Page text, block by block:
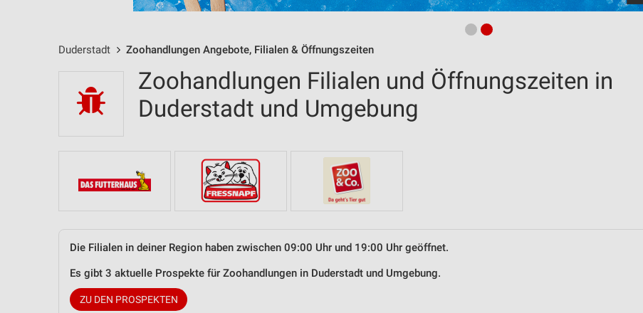
Duderstadt Zoohandlungen Angebote, Filialen & Öffnungszeiten
Zoohandlungen Filialen und Öffnungszeiten in
Duderstadt und Umgebung
Die Filialen in deiner Region haben zwischen 09:00 Uhr und 19:00 Uhr geöffnet.
Es gibt 3 aktuelle Prospekte für Zoohandlungen in Duderstadt und Umgebung.
ZU DEN PROSPEKTEN